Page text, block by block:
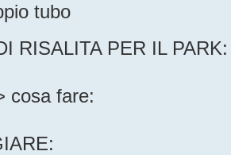
tubo
RISALITA PER IL
cosa fare: